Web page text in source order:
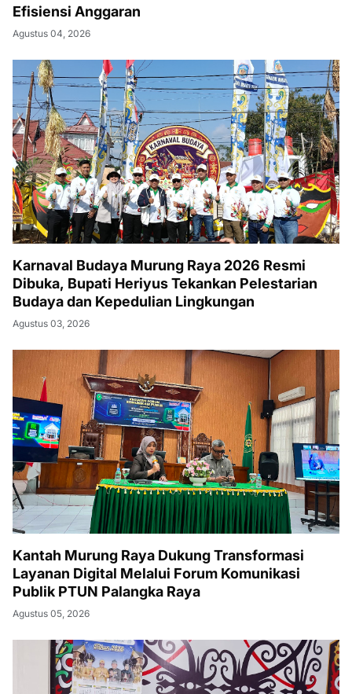
Efisiensi Anggaran
Agustus 04, 2026
Karnaval Budaya Murung Raya 2026 Resmi
Dibuka, Bupati Heriyus Tekankan Pelestarian
Budaya dan Kepedulian Lingkungan
Agustus 03, 2026
Kantah Murung Raya Dukung Transformasi
Layanan Digital Melalui Forum Komunikasi
Publik PTUN Palangka Raya
Agustus 05, 2026